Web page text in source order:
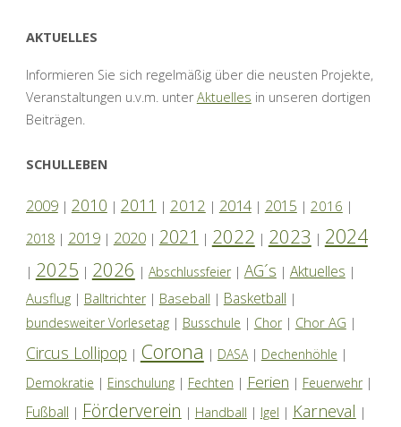
AKTUELLES
Informieren Sie sich regelmäßig über die neusten Projekte,
Veranstaltungen u.v.m. unterAktuelles in unseren dortigen
Beiträgen.
SCHULLEBEN
2009| 2010 | 2011 | 2012 | 2014| 2015 | 2016 |
2018| 2019| 2020| 2021 | 2022 | 2023 | 2024
| 2025 | 2026 | Abschlussfeier| AG´s | Aktuelles |
Ausflug| Balltrichter| Baseball | Basketball |
bundesweiter Vorlesetag| Busschule | Chor| Chor AG |
Circus Lollipop | Corona | DASA| Dechenhöhle |
Demokratie | Einschulung| Fechten | Ferien | Feuerwehr|
Fußball | Förderverein | Handball | Igel | Karneval |